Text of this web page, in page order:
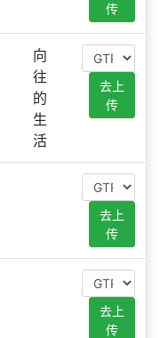
传
向
往
的
生
活
去上
传
去上
传
去上
传